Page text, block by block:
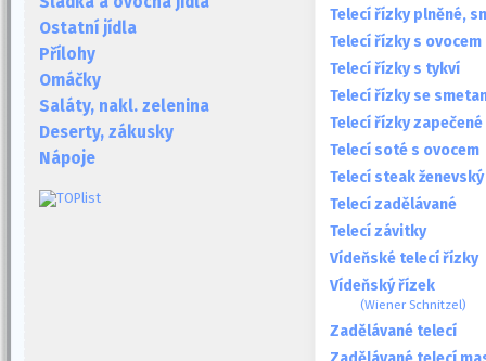
Ostatní jídla
Přílohy
Omáčky
Saláty, nakl. zelenina
Deserty, zákusky
Nápoje
Telecí řízky plněné,
Telecí řízky s ovocem
Telecí řízky s tykví
Telecí řízky se
Telecí řízky
Telecí soté s ovocem
Telecí steak ženevský
Telecí zadělávané
Telecí závitky
Vídeňské telecí řízky
Vídeňský řízek
(Wiener Schnitzel)
Zadělávané telecí